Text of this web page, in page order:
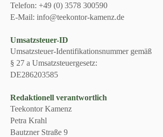
Telefon: +49 (0) 3578 300590
E-Mail: info@teekontor-kamenz.de
Umsatzsteuer-ID
Umsatzsteuer-Identifikationsnummer gemäß
§ 27 a Umsatzsteuergesetz:
DE286203585
Redaktionell verantwortlich
Teekontor Kamenz
Petra Krahl
Bautzner Straße 9